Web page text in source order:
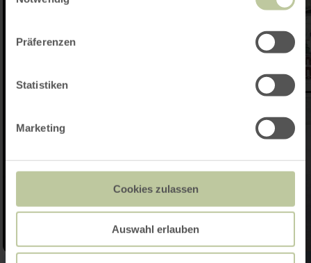
Präferenzen
Statistiken
Marketing
Cookies zulassen
Auswahl erlauben